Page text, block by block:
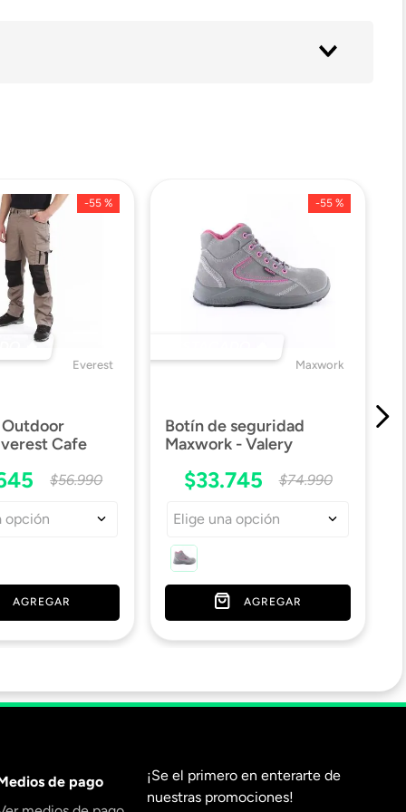
-55 %
🔥
Everest
Outdoor
Cafe
$56.990
opción
AGREGAR
-55 %
Maxwork
Botín de seguridad
Maxwork - Valery
$33.745 $74.990
Elige una opción
AGREGAR
de pago
¡Se el primero en enterarte de
nuestras promociones!